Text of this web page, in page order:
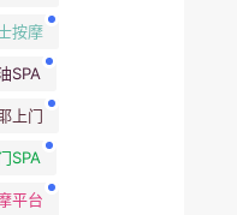
按摩
SPA
上门
SPA
平台